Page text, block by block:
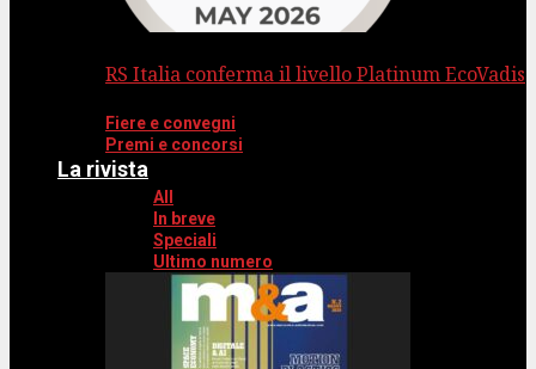
RS Italia conferma il livello Platinum EcoVadis
Fiere e convegni
Premi e concorsi
La rivista
All
In breve
Speciali
Ultimo numero